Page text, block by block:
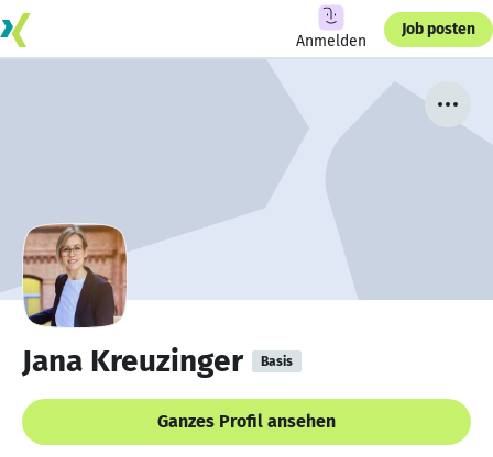
Anmelden
Job posten
Jana Kreuzinger Basis
Ganzes Profil ansehen